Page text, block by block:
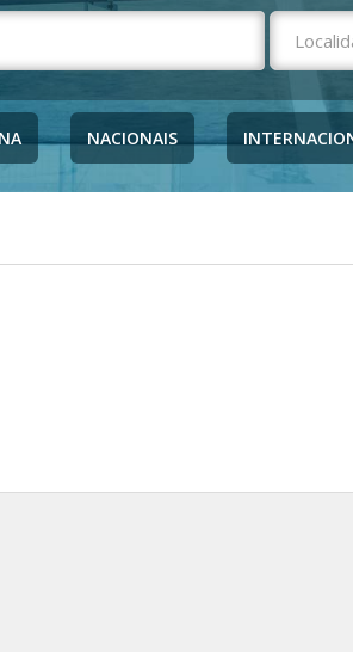
NACIONAIS